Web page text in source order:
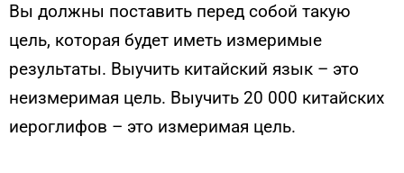
Вы должны поставить перед собой такую
цель, которая будет иметь измеримые
результаты. Выучить китайский язык – это
неизмеримая цель. Выучить 20 000 китайских
иероглифов – это измеримая цель.